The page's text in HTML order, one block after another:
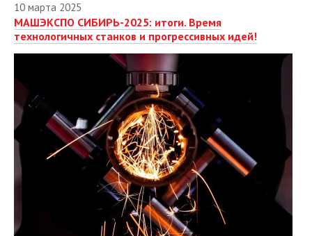
2019
2018
2015
2014
2013
10 марта 2025
МАШЭКСПО СИБИРЬ-2025: итоги. Время
технологичных станков и прогрессивных идей!